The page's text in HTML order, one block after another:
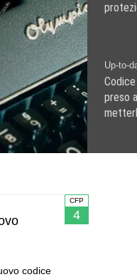
Up-to-
preso
CFP
4
codice